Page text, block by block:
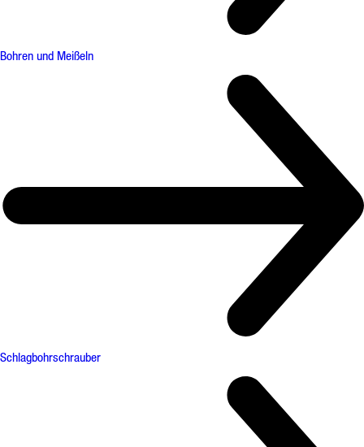
Bohren und Meißeln
Schlagbohrschrauber